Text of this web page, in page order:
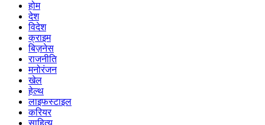
होम
देश
विदेश
क्राइम
बिज़नेस
राजनीति
मनोरंजन
खेल
हेल्थ
लाइफस्टाइल
करियर